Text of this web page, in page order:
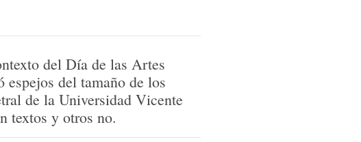
relación que viene de
sí mismo. Al venir de dentro el
y lo que expresa es la
en su desnudez. En la
brilla la desnudez y la
de todos a los que
la viuda, el extranjero.
del Día de las Artes
del tamaño de los
de la Universidad Vicente
textos y otros no.